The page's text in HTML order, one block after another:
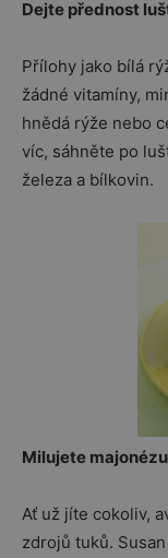
Dejte přednost
Přílohy jako bílá
žádné vitamíny,
hnědá rýže nebo
víc, sáhněte po
železa a bílkovin.
Milujete
Ať už jíte cokoliv,
zdrojů tuků.